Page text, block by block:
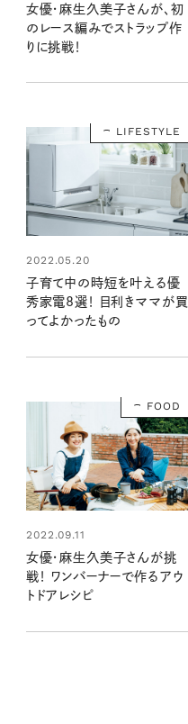
女優・麻生久美子さんが、初
のレース編みでストラップ作
りに挑戦！
LIFESTYLE
2022.05.20
子育て中の時短を叶える優
秀家電8選！ 目利きママが買
ってよかったもの
FOOD
2022.09.11
女優・麻生久美子さんが挑
戦！ ワンバーナーで作るアウ
トドアレシピ